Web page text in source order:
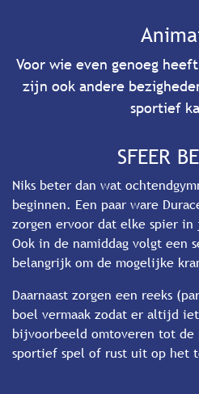
Voor wie even genoeg
zijn ook andere
sportief
SFEER
Niks beter dan wat
beginnen. Een paar ware
zorgen ervoor dat elke spier
Ook in de namiddag volgt een
belangrijk om de mogelijke
Daarnaast zorgen een reeks
boel vermaak zodat er altijd
bijvoorbeeld omtoveren tot
sportief spel of rust uit op het